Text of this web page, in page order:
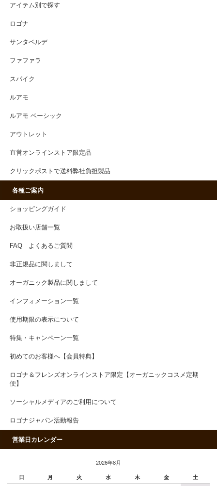
アイテム別で探す
ロゴナ
サンタベルデ
ファファラ
スパイク
ルアモ
ルアモ ベーシック
アウトレット
直営オンラインストア限定品
クリックポストで送料弊社負担製品
各種ご案内
ショッピングガイド
お取扱い店舗一覧
FAQ よくあるご質問
非正規品に関しまして
オーガニック製品に関しまして
インフォメーション一覧
使用期限の表示について
特集・キャンペーン一覧
初めてのお客様へ【会員特典】
ロゴナ＆フレンズオンラインストア限定【オーガニックコスメ定期
便】
ソーシャルメディアのご利用について
ロゴナジャパン活動報告
営業日カレンダー
2026年8月
日 月 火 水 木 金 土